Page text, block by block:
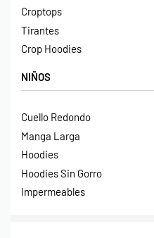
Croptops
Tirantes
Crop Hoodies
NIÑOS
Cuello Redondo
Manga Larga
Hoodies
Hoodies Sin Gorro
Impermeables